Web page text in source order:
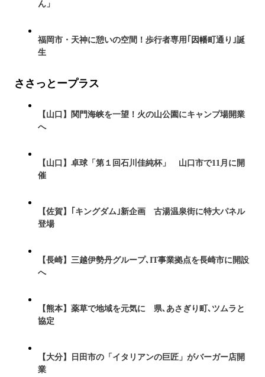
ん」
福岡市・天神に憩いの空間！歩行者専用｢因幡町通り｣誕
生
ささっとープラス
【山口】関門海峡を一望！火の山公園にキャンプ場開業
へ
【山口】卓球「第１回石川佳純杯」 山口市で11月に開
催
【佐賀】｢キングダム｣新企画 古湯温泉街に特大パネル
登場
【長崎】三越伊勢丹グループ､IT事業拠点を長崎市に開設
へ
【熊本】薬草で地域を元気に 県､あさぎり町､ツムラと
協定
【大分】日田市の「イタリアンの巨匠」がバーガー店開
業